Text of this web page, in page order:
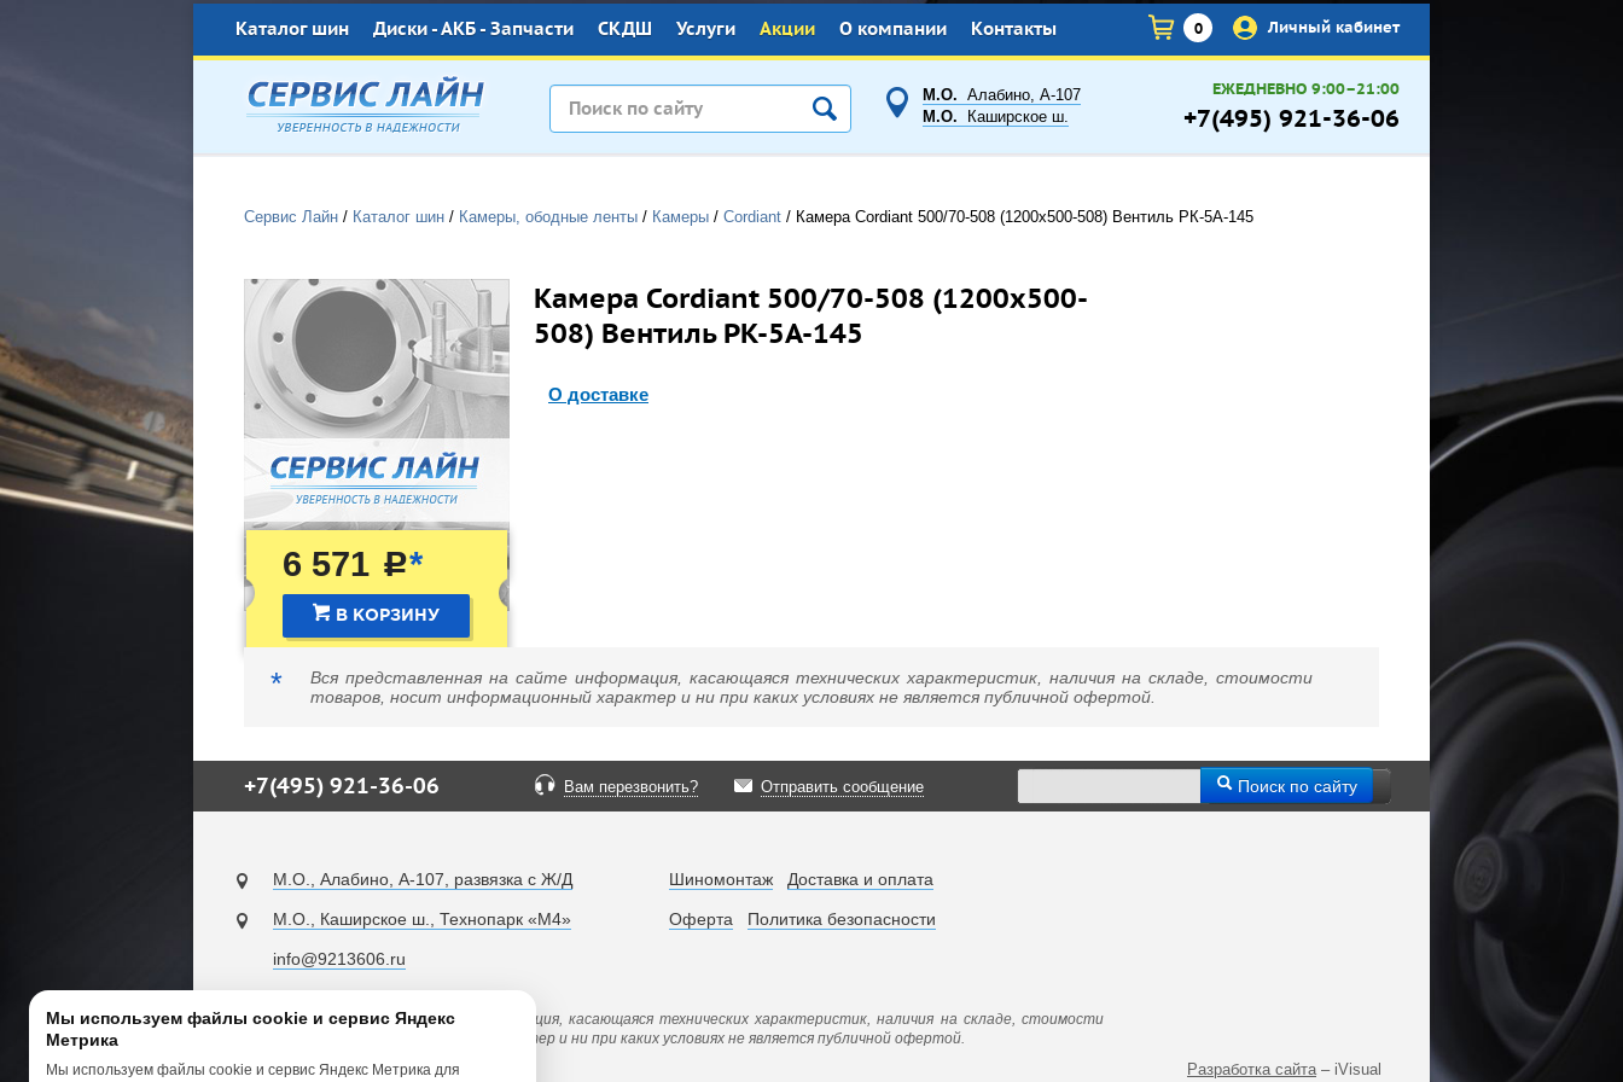
×
Каталог шин Диски - АКБ - Запчасти СКДШ Услуги Акции О компании Контакты 0 Личный кабинет
М.О. Алабино, А-107
М.О. Каширское ш.
ЕЖЕДНЕВНО 9:00–21:00
+7(495) 921-36-06
Сервис Лайн / Каталог шин / Камеры, ободные ленты / Камеры / Cordiant / Камера Cordiant 500/70-508 (1200x500-508) Вентиль РК-5А-145
6 571 c*
В КОРЗИНУ
Камера Cordiant 500/70-508 (1200x500-
508) Вентиль РК-5А-145
О доставке
*
Вся представленная на сайте информация, касающаяся технических характеристик, наличия на складе, стоимости
товаров, носит информационный характер и ни при каких условиях не является публичной офертой.
+7(495) 921-36-06 Вам перезвонить? Отправить сообщение Поиск по сайту
М.О., Алабино, А-107, развязка с Ж/Д
М.О., Каширское ш., Технопарк «М4»
info@9213606.ru
Шиномонтаж Доставка и оплата
Оферта Политика безопасности
Разработка сайта– iVisual
Вся представленная на сайте информация, касающаяся технических характеристик, наличия на складе, стоимости
товаров, носит информационный характер и ни при каких условиях не является публичной офертой.
© 2013–2026 ООО «Сервис Лайн»
Мы используем файлы cookie и сервис Яндекс
Метрика
Мы используем файлы cookie и сервис Яндекс Метрика для